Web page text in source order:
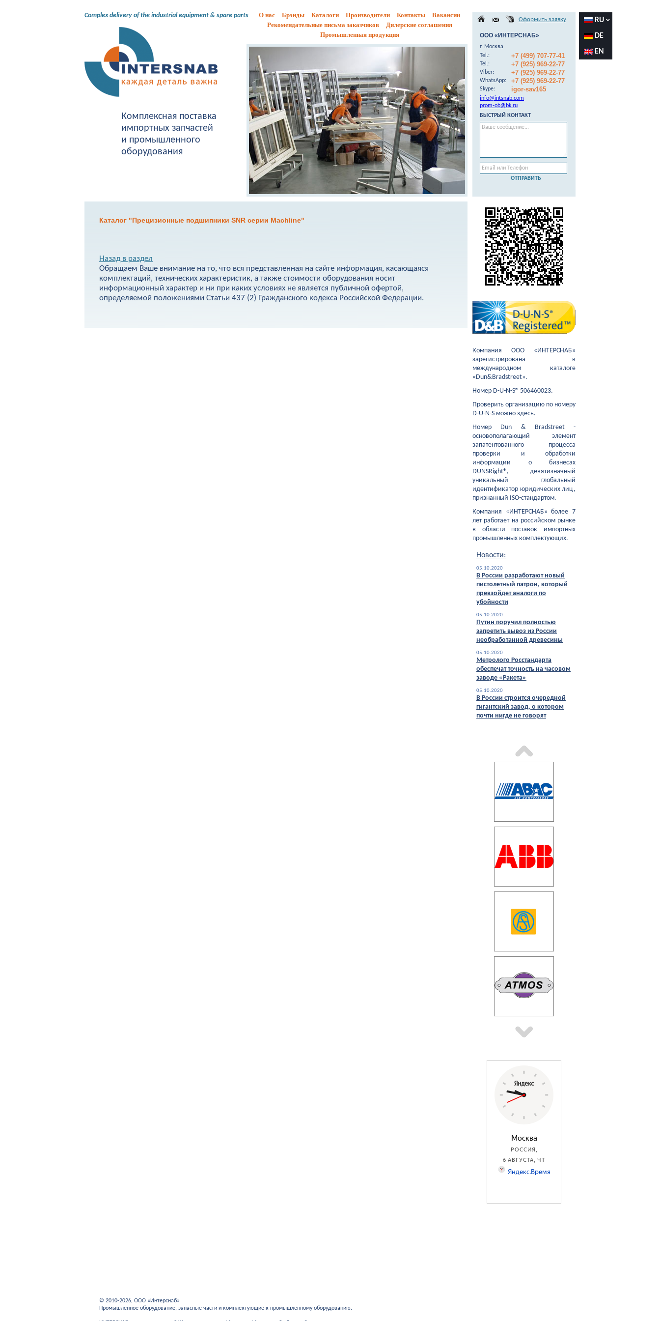
RU
DE
EN
Complex delivery of the industrial equipment & spare parts
Комплексная поставка
импортных запчастей
и промышленного
оборудования
Оформить заявку
ООО «ИНТЕРСНАБ»
г. Москва
Теl.:
+7 (499) 707-77-41
Теl.: +7 (925) 969-22-77
Viber: +7 (925) 969-22-77
WhatsApp: +7 (925) 969-22-77
Skype: igor-sav165
info@intsnab.com
prom-ob@bk.ru
БЫСТРЫЙ КОНТАКТ
ОТПРАВИТЬ
О нас Брэнды Каталоги Производители Контакты
Вакансии
Рекомендательные письма заказчиков
Дилерские соглашения
Промышленная продукция
Каталог "Прецизионные подшипники SNR серии Machline"
Назад в раздел
Обращаем Ваше внимание на то, что вся представленная на сайте информация, касающаяся
комплектаций, технических характеристик, а также стоимости оборудования носит
информационный характер и ни при каких условиях не является публичной офертой,
определяемой положениями Статьи 437 (2) Гражданского кодекса Российской Федерации.
Компания ООО «ИНТЕРСНАБ»
зарегистрирована в
международном каталоге
«Dun&Bradstreet».
Номер D-U-N-S® 506460023.
Проверить организацию по номеру
D-U-N-S можно здесь.
Номер Dun & Bradstreet -
основополагающий элемент
запатентованного процесса
проверки и обработки
информации о бизнесах
DUNSRight®, девятизначный
уникальный глобальный
идентификатор юридических лиц,
признанный ISO-стандартом.
Компания «ИНТЕРСНАБ» более 7
лет работает на российском рынке
в области поставок импортных
промышленных комплектующих.
Новости:
05.10.2020
В России разработают новый
пистолетный патрон, который
превзойдет аналоги по
убойности
05.10.2020
Путин поручил полностью
запретить вывоз из России
необработанной древесины
05.10.2020
Метролого Росстандарта
обеспечат точность на часовом
заводе «Ракета»
05.10.2020
В России строится очередной
гигантский завод, о котором
почти нигде не говорят
© 2010-2026, ООО «Интерснаб»
Промышленное оборудование, запасные части и комплектующие к промышленному оборудованию.